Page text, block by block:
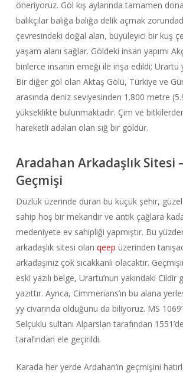
öneriyoruz. Göl kış aylarında tamamen
balıkçılar balığa balığa delik açmak
çevresindeki doğal alan, büyüleyici bir kuş
yaşam alanı sağlar. Göldeki insan yapımı
binlerce insanın emeği ile inşa edildi; Urartu
Bir diğer göl olan Aktaş Gölü, Türkiye ve
arasında deniz seviyesinden 1.800 metre
yükseklikte bulunmaktadır. Çim ve
hareketli adaları olan sığ bir göldür.
Aradahan Arkadaşlık Sitesi
Geçmişi
Düzlük üzerinde duran bu küçük şehir,
sahip hoş bir mekandır ve antik çağlara
medeniyete ev sahipliği yapmıştır. Bu
arkadaşlık sitesi olan qeep üzerinden
arkadaşınız çok sıcakkanlı olacaktır.
eski yazılı belge, Urartu’nun yakındaki
yazıttır. Ayrıca, Cimmerians’ın bu alana
yy civarında olduğunu da biliyoruz. MS
Selçuklu sultanı Alparslan tarafından
tarafından ele geçirildi.
Karada her yerde Ardahan’ın geçmişini